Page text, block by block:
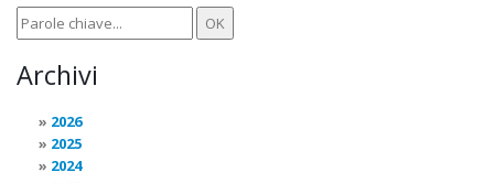
Archivi
2026
2025
2024